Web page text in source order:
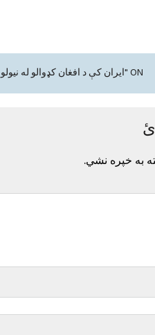
ON "ایران کې د افغان کډوالو له نیولو او ایستلو په هکله د کډوالو بیاځلې شکایت"
به خپره نشي.